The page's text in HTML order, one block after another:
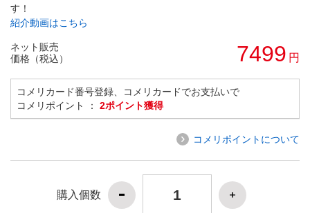
す！
紹介動画はこちら
ネット販売
価格（税込）
7499 円
コメリカード番号登録、コメリカードでお支払いで
コメリポイント ： 2ポイント獲得
コメリポイントについて
購入個数